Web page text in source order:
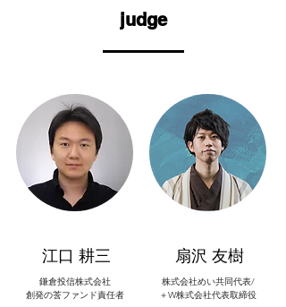
judge
江口 耕三
鎌倉投信株式会社
創発の莟ファンド責任者
扇沢 友樹
株式会社めい共同代表/
＋W株式会社代表取締役